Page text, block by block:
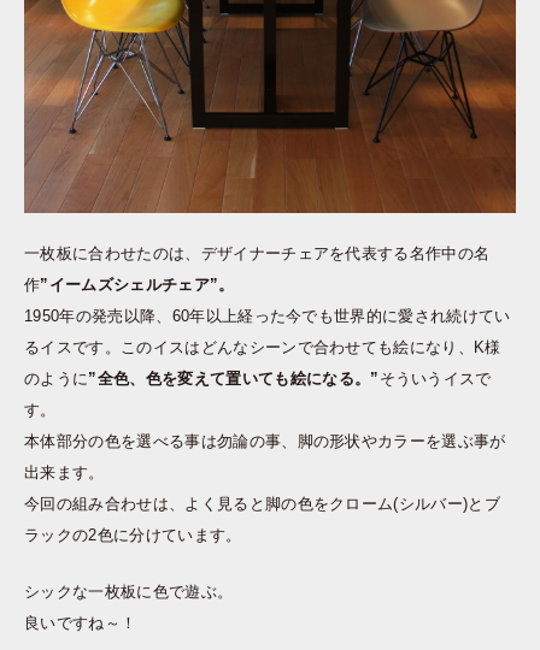
一枚板に合わせたのは、デザイナーチェアを代表する名作中の名
作”イームズシェルチェア”。
1950年の発売以降、60年以上経った今でも世界的に愛され続けてい
るイスです。このイスはどんなシーンで合わせても絵になり、K様
のように ”全色、色を変えて置いても絵になる。” そういうイスで
す。
本体部分の色を選べる事は勿論の事、脚の形状やカラーを選ぶ事が
出来ます。
今回の組み合わせは、よく見ると脚の色をクローム(シルバー)とブ
ラックの2色に分けています。
シックな一枚板に色で遊ぶ。
良いですね～！